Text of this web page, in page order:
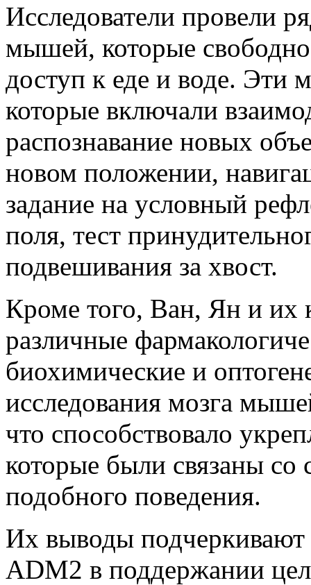
Исследователи провели
мышей, которые
доступ к еде и воде.
которые включали
распознавание новых
новом положении,
задание на условный
поля, тест
подвешивания за хвост.
Кроме того, Ван, Ян и их
различные
биохимические и
исследования мозга
что способствовало
которые были связаны
подобного поведения.
Их выводы подчеркивают
ADM2 в поддержании